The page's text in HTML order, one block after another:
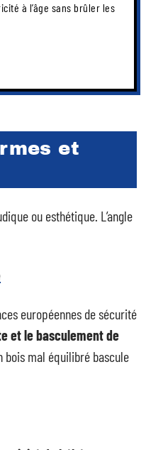
à l’âge sans brûler les
et
ou esthétique. L’angle
européennes de sécurité
et le basculement de
bois mal équilibré bascule